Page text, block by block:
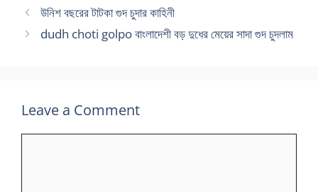
উনিশ বছরের টাটকা গুদ চুদার কাহিনী
dudh choti golpo বাংলাদেশী বড় দুধের মেয়ের সাদা গুদ চুদলাম
Leave a Comment